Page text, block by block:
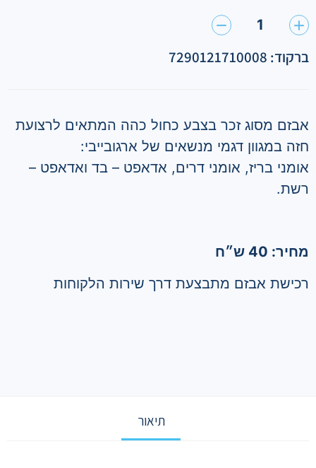
1
ברקוד: 7290121710008
אבזם מסוג זכר בצבע כחול כהה המתאים לרצועת
חזה במגוון דגמי מנשאים של ארגובייבי:
אומני בריז, אומני דרים, אדאפט – בד ואדאפט –
רשת.
מחיר: 40 ש״ח
רכישת אבזם מתבצעת דרך שירות הלקוחות
תיאור